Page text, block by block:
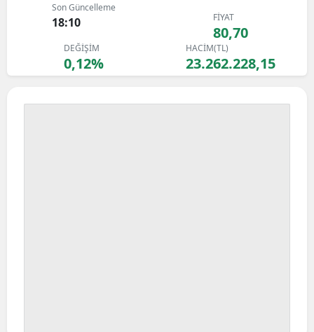
Son Güncelleme
18:10 FİYAT
80,70
DEĞİŞİM
0,12%
HACİM(TL)
23.262.228,15